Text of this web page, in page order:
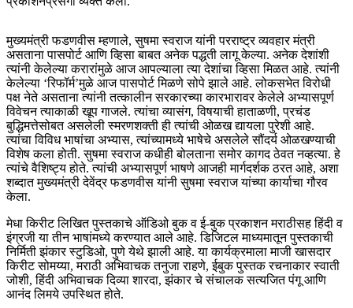
मुख्यमंत्री फडणवीस म्हणाले, सुषमा स्वराज यांनी परराष्ट्र व्यवहार मंत्री
असताना पासपोर्ट आणि व्हिसा बाबत अनेक पद्धती लागू केल्या. अनेक देशांशी
त्यांनी केलेल्या करारांमुळे आज आपल्याला त्या देशांचा व्हिसा मिळत आहे. त्यांनी
केलेल्या ‘रिफॉर्म’मुळे आज पासपोर्ट मिळणे सोपे झाले आहे. लोकसभेत विरोधी
पक्ष नेते असताना त्यांनी तत्कालीन सरकारच्या कारभारावर केलेले अभ्यासपूर्ण
विवेचन त्याकाळी खूप गाजले. त्यांचा व्यासंग, विषयाची हाताळणी, प्रचंड
बुद्धिमत्तेसोबत असलेली स्मरणशक्ती ही त्यांची ओळख द्यायला पुरेशी आहे.
त्यांचा विविध भाषांचा अभ्यास, त्यांच्यामध्ये भाषेचे असलेले सौंदर्य ओळखण्याची
विशेष कला होती. सुषमा स्वराज कधीही बोलताना समोर कागद ठेवत नव्हत्या. हे
त्यांचे वैशिष्ट्य होते. त्यांची अभ्यासपूर्ण भाषणे आजही मार्गदर्शक ठरत आहे, अशा
शब्दात मुख्यमंत्री देवेंद्र फडणवीस यांनी सुषमा स्वराज यांच्या कार्याचा गौरव
केला.
मेधा किरीट लिखित पुस्तकाचे ऑडिओ बुक व ई-बुक प्रकाशन मराठीसह हिंदी व
इंग्रजी या तीन भाषांमध्ये करण्यात आले आहे. डिजिटल माध्यमातून पुस्तकाची
निर्मिती झंकार स्टुडिओ, पुणे येथे झाली आहे. या कार्यक्रमाला माजी खासदार
किरीट सोमय्या, मराठी अभिवाचक तनुजा राहणे, ईबुक पुस्तक रचनाकार स्वाती
जोशी, हिंदी अभिवाचक दिव्या शारदा, झंकार चे संचालक सत्यजित पंगू आणि
आनंद लिमये उपस्थित होते.